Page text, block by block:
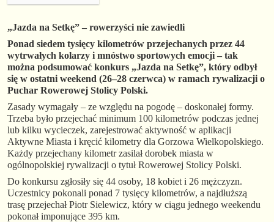
„Jazda na Setkę” – rowerzyści nie zawiedli
Ponad siedem tysięcy kilometrów przejechanych przez 44
wytrwałych kolarzy i mnóstwo sportowych emocji – tak
można podsumować konkurs „Jazda na Setkę”, który odbył
się w ostatni weekend (26–28 czerwca) w ramach rywalizacji o
Puchar Rowerowej Stolicy Polski.
Zasady wymagały – ze względu na pogodę – doskonałej formy.
Trzeba było przejechać minimum 100 kilometrów podczas jednej
lub kilku wycieczek, zarejestrować aktywność w aplikacji
Aktywne Miasta i kręcić kilometry dla Gorzowa Wielkopolskiego.
Każdy przejechany kilometr zasilał dorobek miasta w
ogólnopolskiej rywalizacji o tytuł Rowerowej Stolicy Polski.
Do konkursu zgłosiły się 44 osoby, 18 kobiet i 26 mężczyzn.
Uczestnicy pokonali ponad 7 tysięcy kilometrów, a najdłuższą
trasę przejechał Piotr Sielewicz, który w ciągu jednego weekendu
pokonał imponujące 395 km.